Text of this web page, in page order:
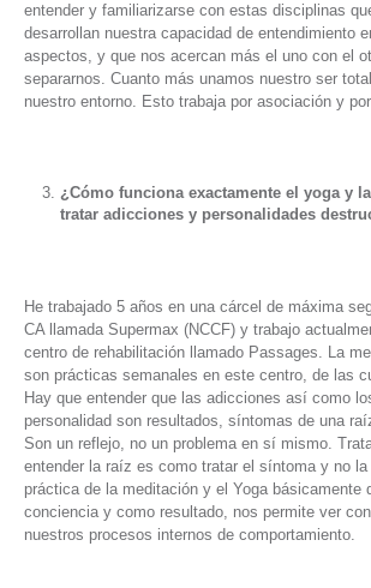
entender y familiarizarse con estas disciplinas
desarrollan nuestra capacidad de entendimiento
aspectos, y que nos acercan más el uno con el
separarnos. Cuanto más unamos nuestro ser
nuestro entorno. Esto trabaja por asociación y
¿Cómo funciona exactamente el yoga y
tratar adicciones y personalidades
He trabajado 5 años en una cárcel de máxima
CA llamada Supermax (NCCF) y trabajo
centro de rehabilitación llamado Passages. La
son prácticas semanales en este centro, de las
Hay que entender que las adicciones así como
personalidad son resultados, síntomas de una
Son un reflejo, no un problema en sí mismo.
entender la raíz es como tratar el síntoma y no la
práctica de la meditación y el Yoga básicamente
conciencia y como resultado, nos permite ver
nuestros procesos internos de comportamiento.